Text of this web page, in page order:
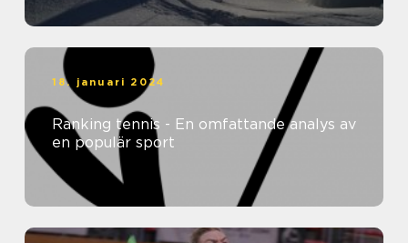
18. januari 2024
Ranking tennis - En omfattande analys av
en populär sport